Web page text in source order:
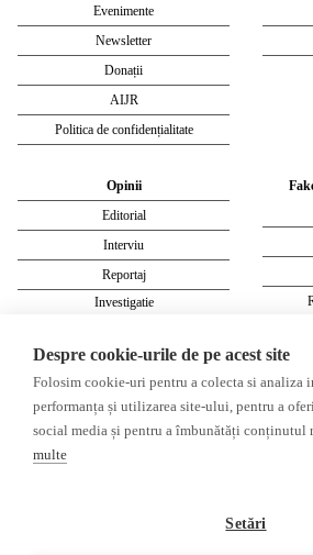
Evenimente
Newsletter
Donații
AIJR
Politica de confidențialitate
Opinii
Editorial
Interviu
Reportaj
Investigatie
Monitor media
Presa rusă independentă
Despre cookie-urile de pe acest site
Folosim cookie-uri pentru a colecta si analiza
performanța și utilizarea site-ului, pentru a
social media și pentru a îmbunătăți conținutul
multe
Setări